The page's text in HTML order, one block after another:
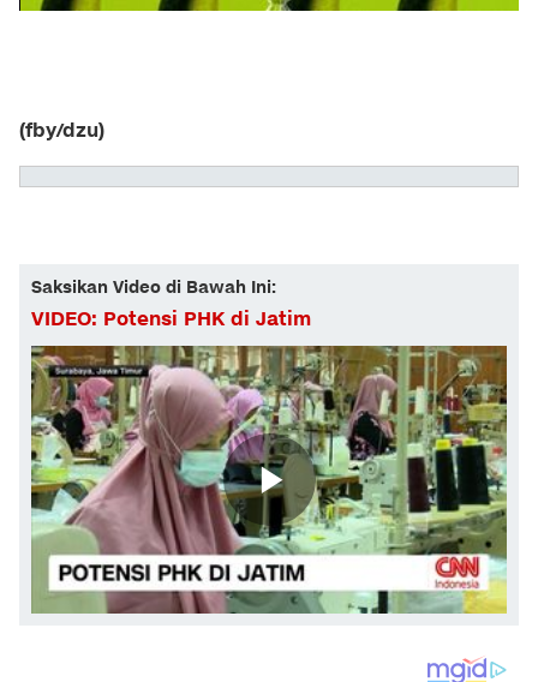
(fby/dzu)
Saksikan Video di Bawah Ini:
VIDEO: Potensi PHK di Jatim